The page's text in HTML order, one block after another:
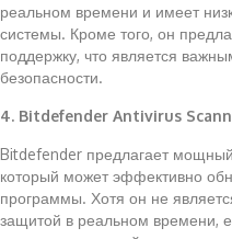
реальном времени и имеет
системы. Кроме того, он
поддержку, что является
безопасности.
4. Bitdefender Antivirus
Bitdefender предлагает
который может эффективно
программы. Хотя он не
защитой в реальном времени,